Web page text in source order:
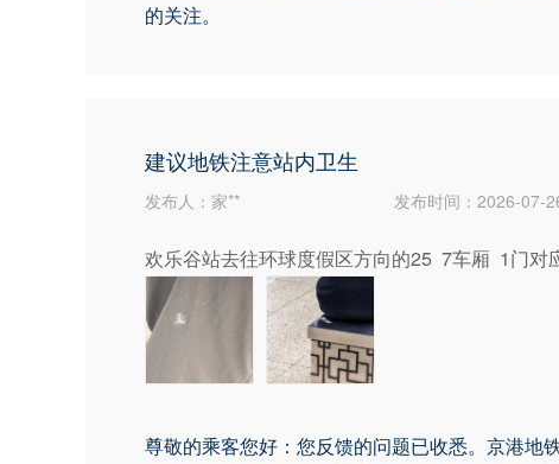
的关注。
建议地铁注意站内卫生
发布人：家** 发布时间：2026-07-
欢乐谷站去往环球度假区方向的25  7车厢  1门
尊敬的乘客您好：您反馈的问题已收悉。京港地